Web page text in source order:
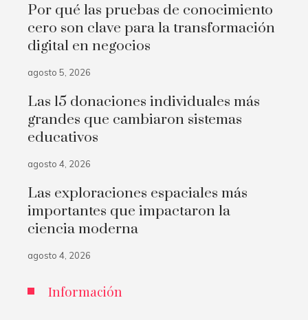
Por qué las pruebas de conocimiento
cero son clave para la transformación
digital en negocios
agosto 5, 2026
Las 15 donaciones individuales más
grandes que cambiaron sistemas
educativos
agosto 4, 2026
Las exploraciones espaciales más
importantes que impactaron la
ciencia moderna
agosto 4, 2026
Información